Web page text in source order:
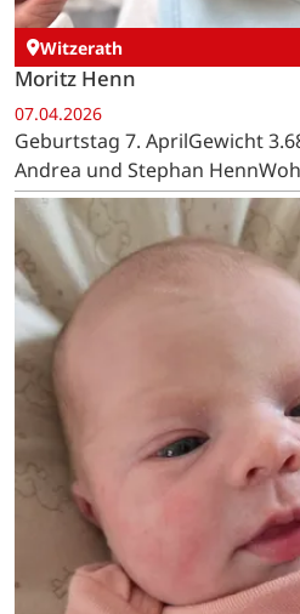
Witzerath
Moritz Henn
07.04.2026
Geburtstag 7. AprilGewicht
Andrea und Stephan